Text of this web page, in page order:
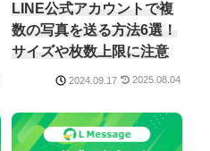
LINE公式アカウントで複
数の写真を送る方法6選！
サイズや枚数上限に注意
2024.09.17 2025.08.04